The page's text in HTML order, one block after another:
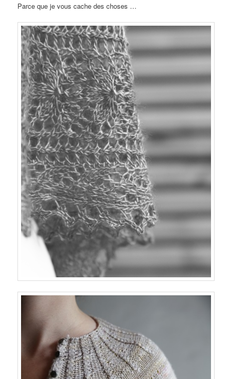
Parce que je vous cache des choses …